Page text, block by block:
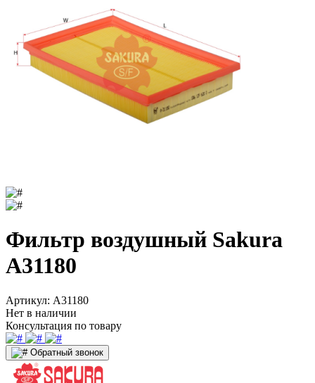
Фильтр воздушный Sakura
A31180
Артикул: A31180
Нет в наличии
Консультация по товару
Обратный звонок